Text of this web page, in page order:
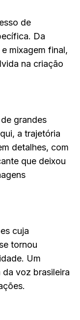
de
Da
mixagem final,
na criação
grandes
a trajetória
detalhes, com
que deixou
cuja
tornou
Um
voz brasileira